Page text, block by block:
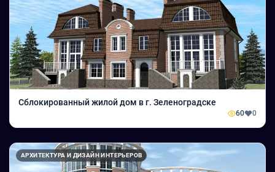
Сблокированный жилой дом в г. Зеленоградске
60 0
АРХИТЕКТУРА И ДИЗАЙН ИНТЕРЬЕРОВ